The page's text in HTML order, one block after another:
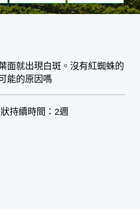
面就出現白斑。沒有紅蜘蛛的
能的原因嗎
持續時間：2週